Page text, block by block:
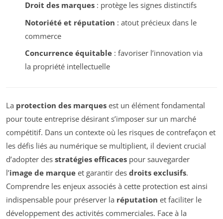
Droit des marques: protège les signes distinctifs
Notoriété et réputation : atout précieux dans le
commerce
Concurrence équitable: favoriser l’innovation via
la propriété intellectuelle
La protection des marques est un élément fondamental
pour toute entreprise désirant s’imposer sur un marché
compétitif. Dans un contexte où les risques de contrefaçon et
les défis liés au numérique se multiplient, il devient crucial
d’adopter des stratégies efficaces pour sauvegarder
l’image de marque et garantir des droits exclusifs.
Comprendre les enjeux associés à cette protection est ainsi
indispensable pour préserver la réputation et faciliter le
développement des activités commerciales. Face à la